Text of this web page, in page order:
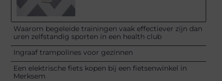
Waarom begeleide trainingen vaak effectiever zijn dan
uren zelfstandig sporten in een health club
Ingraaf trampolines voor gezinnen
Een elektrische fiets kopen bij een fietsenwinkel in
Merksem